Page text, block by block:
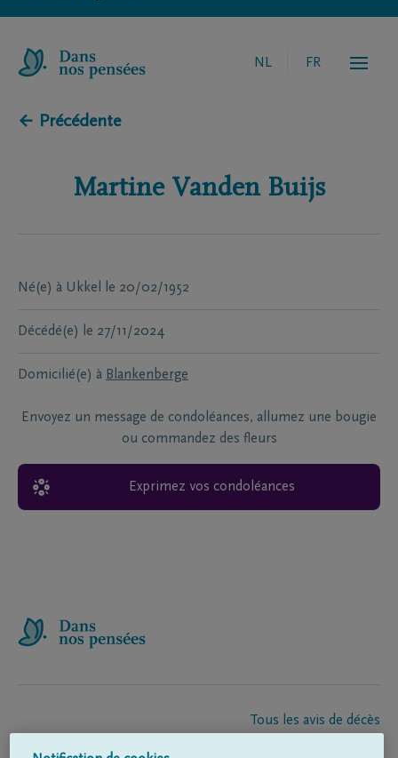
NL FR
← Précédente
Martine Vanden Buijs
Né(e) à Ukkel le 20/02/1952
Décédé(e) le 27/11/2024
Domicilié(e) à Blankenberge
Envoyez un message de condoléances, allumez une bougie
ou commandez des fleurs
Exprimez vos condoléances
Tous les avis de décès